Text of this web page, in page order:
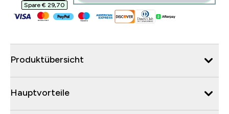
Spare € 29,70‎
Produktübersicht
Hauptvorteile